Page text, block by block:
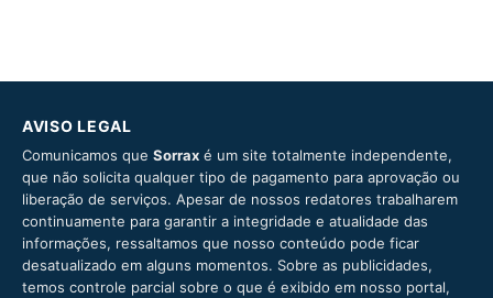
AVISO LEGAL
Comunicamos que Sorrax é um site totalmente independente,
que não solicita qualquer tipo de pagamento para aprovação ou
liberação de serviços. Apesar de nossos redatores trabalharem
continuamente para garantir a integridade e atualidade das
informações, ressaltamos que nosso conteúdo pode ficar
desatualizado em alguns momentos. Sobre as publicidades,
temos controle parcial sobre o que é exibido em nosso portal,